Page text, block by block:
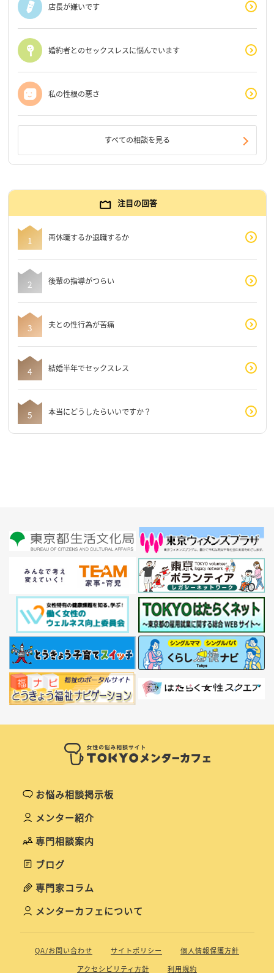
店長が嫌いです
婚約者とのセックスレスに悩んでいます
私の性根の悪さ
すべての相談を見る
注目の回答
再休職するか退職するか
後輩の指導がつらい
夫との性行為が苦痛
結婚半年でセックスレス
本当にどうしたらいいですか？
お悩み相談掲示板
メンター紹介
専門相談案内
ブログ
専門家コラム
メンターカフェについて
QA/お問い合わせ サイトポリシー
個人情報保護方針
アクセシビリティ方針
利用規約